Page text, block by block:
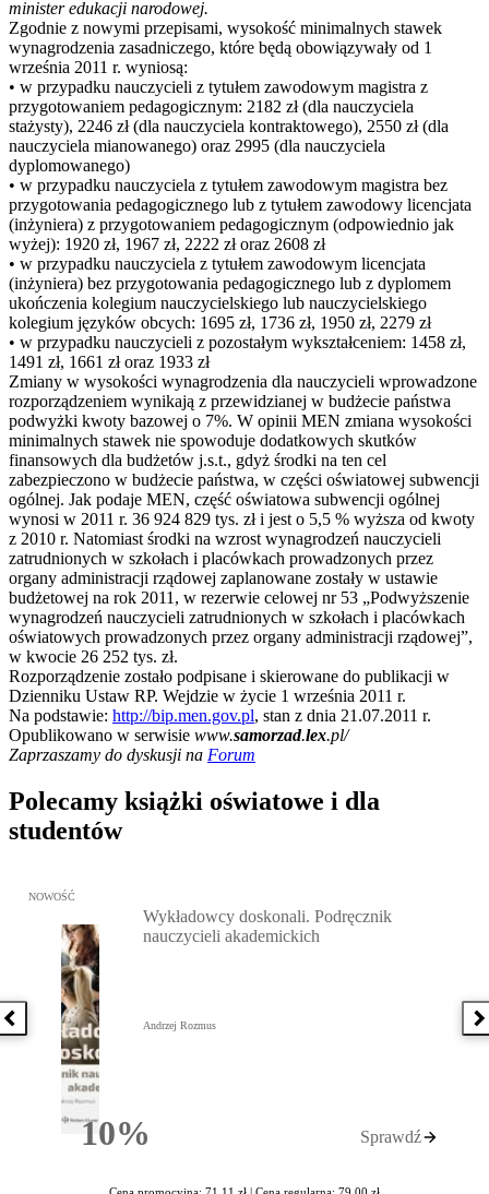
minister edukacji narodowej.
Zgodnie z nowymi przepisami, wysokość minimalnych stawek
wynagrodzenia zasadniczego, które będą obowiązywały od 1
września 2011 r. wyniosą:
• w przypadku nauczycieli z tytułem zawodowym magistra z
przygotowaniem pedagogicznym: 2182 zł (dla nauczyciela
stażysty), 2246 zł (dla nauczyciela kontraktowego), 2550 zł (dla
nauczyciela mianowanego) oraz 2995 (dla nauczyciela
dyplomowanego)
• w przypadku nauczyciela z tytułem zawodowym magistra bez
przygotowania pedagogicznego lub z tytułem zawodowy licencjata
(inżyniera) z przygotowaniem pedagogicznym (odpowiednio jak
wyżej): 1920 zł, 1967 zł, 2222 zł oraz 2608 zł
• w przypadku nauczyciela z tytułem zawodowym licencjata
(inżyniera) bez przygotowania pedagogicznego lub z dyplomem
ukończenia kolegium nauczycielskiego lub nauczycielskiego
kolegium języków obcych: 1695 zł, 1736 zł, 1950 zł, 2279 zł
• w przypadku nauczycieli z pozostałym wykształceniem: 1458 zł,
1491 zł, 1661 zł oraz 1933 zł
Zmiany w wysokości wynagrodzenia dla nauczycieli wprowadzone
rozporządzeniem wynikają z przewidzianej w budżecie państwa
podwyżki kwoty bazowej o 7%. W opinii MEN zmiana wysokości
minimalnych stawek nie spowoduje dodatkowych skutków
finansowych dla budżetów j.s.t., gdyż środki na ten cel
zabezpieczono w budżecie państwa, w części oświatowej subwencji
ogólnej. Jak podaje MEN, część oświatowa subwencji ogólnej
wynosi w 2011 r. 36 924 829 tys. zł i jest o 5,5 % wyższa od kwoty
z 2010 r. Natomiast środki na wzrost wynagrodzeń nauczycieli
zatrudnionych w szkołach i placówkach prowadzonych przez
organy administracji rządowej zaplanowane zostały w ustawie
budżetowej na rok 2011, w rezerwie celowej nr 53 „Podwyższenie
wynagrodzeń nauczycieli zatrudnionych w szkołach i placówkach
oświatowych prowadzonych przez organy administracji rządowej”,
w kwocie 26 252 tys. zł.
Rozporządzenie zostało podpisane i skierowane do publikacji w
Dzienniku Ustaw RP. Wejdzie w życie 1 września 2011 r.
Na podstawie: http://bip.men.gov.pl, stan z dnia 21.07.2011 r.
Opublikowano w serwisie www.samorzad.lex.pl/
Zaprzaszamy do dyskusji na Forum
Polecamy książki oświatowe i dla
studentów
Poprzednia książka
Przejdź do: Wykładowcy doskonali. Podręcznik nauczycieli
NOWOŚĆ
10%Rabatu
Wykładowcy doskonali. Podręcznik
nauczycieli akademickich
Andrzej Rozmus
Sprawdź